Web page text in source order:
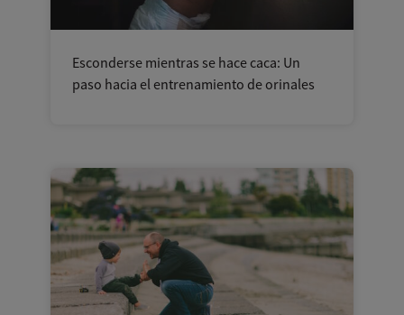
Esconderse mientras se hace caca: Un
paso hacia el entrenamiento de orinales